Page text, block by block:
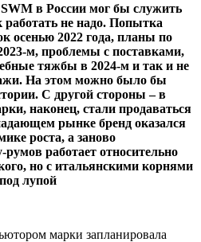
в России мог бы служить
работать не надо. Попытка
осенью 2022 года, планы по
м, проблемы с поставками,
тяжбы в 2024-м и так и не
На этом можно было бы
С другой стороны – в
наконец, стали продаваться
рынке бренд оказался
роста, а заново
работает относительно
но с итальянскими корнями
лупой
марки запланировала